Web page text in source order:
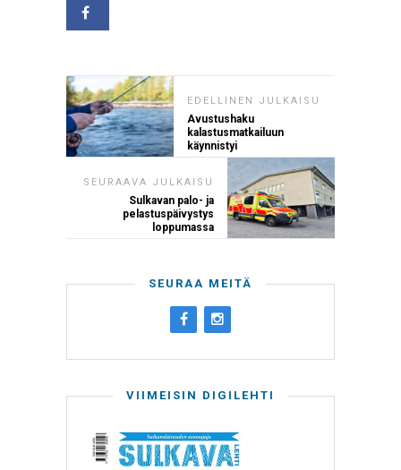
EDELLINEN JULKAISU
Avustushaku
kalastusmatkailuun
käynnistyi
SEURAAVA JULKAISU
Sulkavan palo- ja
pelastuspäivystys
loppumassa
SEURAA MEITÄ
VIIMEISIN DIGILEHTI